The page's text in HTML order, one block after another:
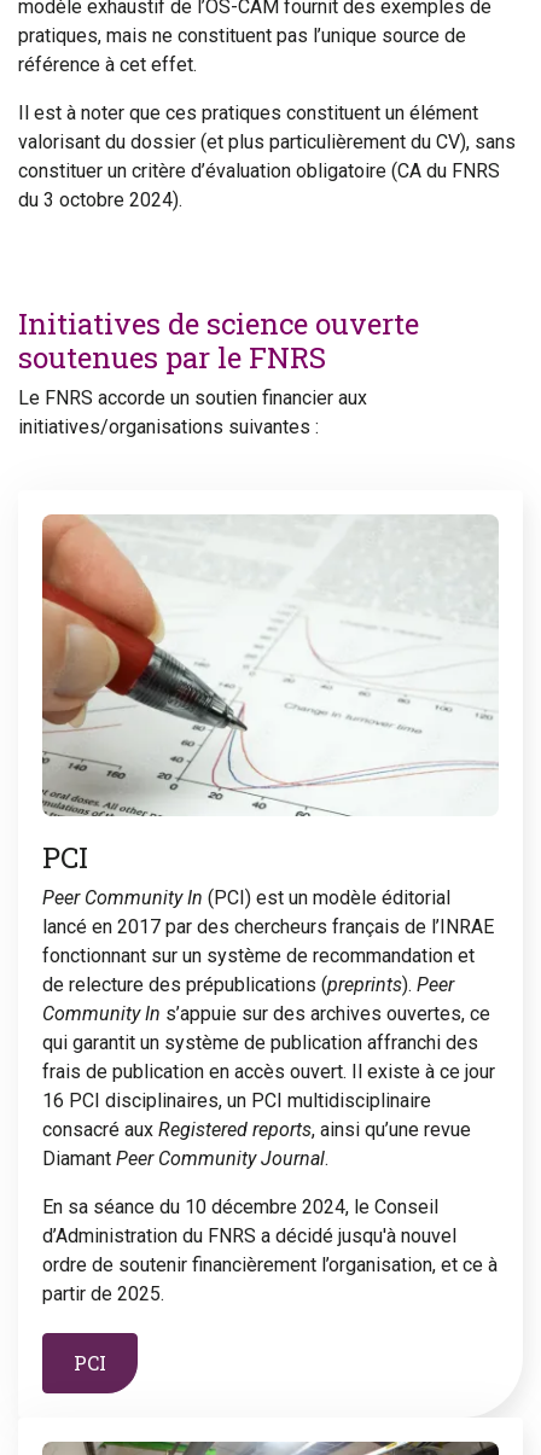
modèle exhaustif de l’OS-CAM fournit des exemples de
pratiques, mais ne constituent pas l’unique source de
référence à cet effet.
Il est à noter que ces pratiques constituent un élément
valorisant du dossier (et plus particulièrement du CV), sans
constituer un critère d’évaluation obligatoire (CA du FNRS
du 3 octobre 2024).
Initiatives de science ouverte
soutenues par le FNRS
Le FNRS accorde un soutien financier aux
initiatives/organisations suivantes :
PCI
Peer Community In (PCI) est un modèle éditorial
lancé en 2017 par des chercheurs français de l’INRAE
fonctionnant sur un système de recommandation et
de relecture des prépublications (preprints). Peer
Community In s’appuie sur des archives ouvertes, ce
qui garantit un système de publication affranchi des
frais de publication en accès ouvert. Il existe à ce jour
16 PCI disciplinaires, un PCI multidisciplinaire
consacré aux Registered reports, ainsi qu’une revue
Diamant Peer Community Journal.
En sa séance du 10 décembre 2024, le Conseil
d’Administration du FNRS a décidé jusqu'à nouvel
ordre de soutenir financièrement l’organisation, et ce à
partir de 2025.
PCI